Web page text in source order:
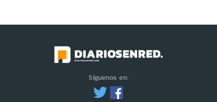
Síguenos en: